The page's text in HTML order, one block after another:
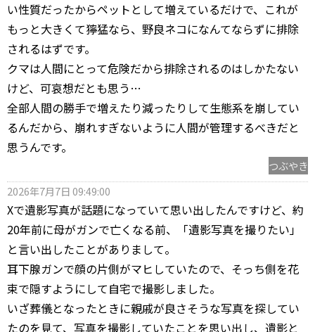
い性質だったからペットとして増えているだけで、これが
もっと大きくて獰猛なら、野良ネコになんてならずに排除
されるはずです。
クマは人間にとって危険だから排除されるのはしかたない
けど、可哀想だとも思う…
全部人間の勝手で増えたり減ったりして生態系を崩してい
るんだから、崩れすぎないように人間が管理するべきだと
思うんです。
つぶやき
2026年7月7日 09:49:00
Xで遺影写真が話題になっていて思い出したんですけど、約
20年前に母がガンで亡くなる前、「遺影写真を撮りたい」
と言い出したことがありまして。
耳下腺ガンで顔の片側がマヒしていたので、そっち側を花
束で隠すようにして自宅で撮影しました。
いざ葬儀となったときに親戚が良さそうな写真を探してい
たのを見て、写真を撮影していたことを思い出し、遺影と